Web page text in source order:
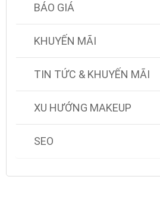
BÁO GIÁ
KHUYẾN MÃI
TIN TỨC & KHUYẾN MÃI
XU HƯỚNG MAKEUP
SEO